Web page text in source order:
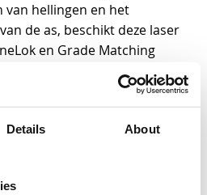
Details About
van hellingen en het
de as, beschikt deze laser
en Grade Matching
wanneer er een zeer
en er zeer nauwkeurig
Grade Matching is het
hellingshoek tussen twee
Ook de Spectra